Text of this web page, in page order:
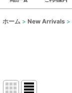
ホーム > New Arrivals >